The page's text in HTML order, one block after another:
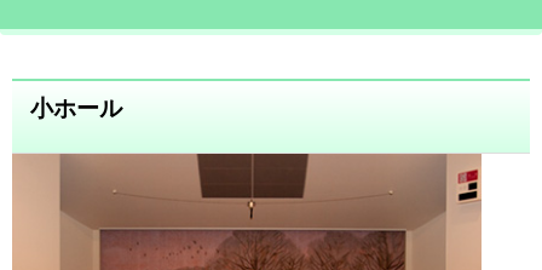
小ホール